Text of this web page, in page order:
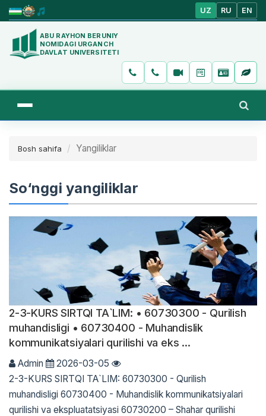
UZ RU EN
ABU RAYHON BERUNIY
NOMIDAGI URGANCH
DAVLAT UNIVERSITETI
Bosh sahifa Yangiliklar
So‘nggi yangiliklar
2-3-KURS SIRTQI TA`LIM: • 60730300 - Qurilish
muhandisligi • 60730400 - Muhandislik
kommunikatsiyalari qurilishi va eks ...
Admin
2026-03-05
2-3-KURS SIRTQI TA`LIM: 60730300 - Qurilish
muhandisligi 60730400 - Muhandislik kommunikatsiyalari
qurilishi va ekspluatatsiyasi 60730200 – Shahar qurilishi